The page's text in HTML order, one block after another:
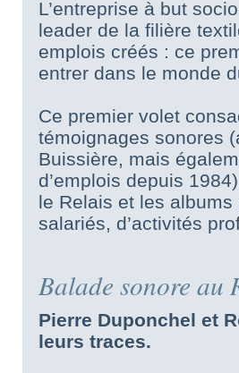
L’entreprise à but
leader de la filière
emplois créés : ce
entrer dans le monde
Ce premier volet
témoignages sonores
Buissière, mais
d’emplois depuis
le Relais et les albums
salariés, d’activités
Balade sonore au
Pierre Duponchel et
leurs traces.